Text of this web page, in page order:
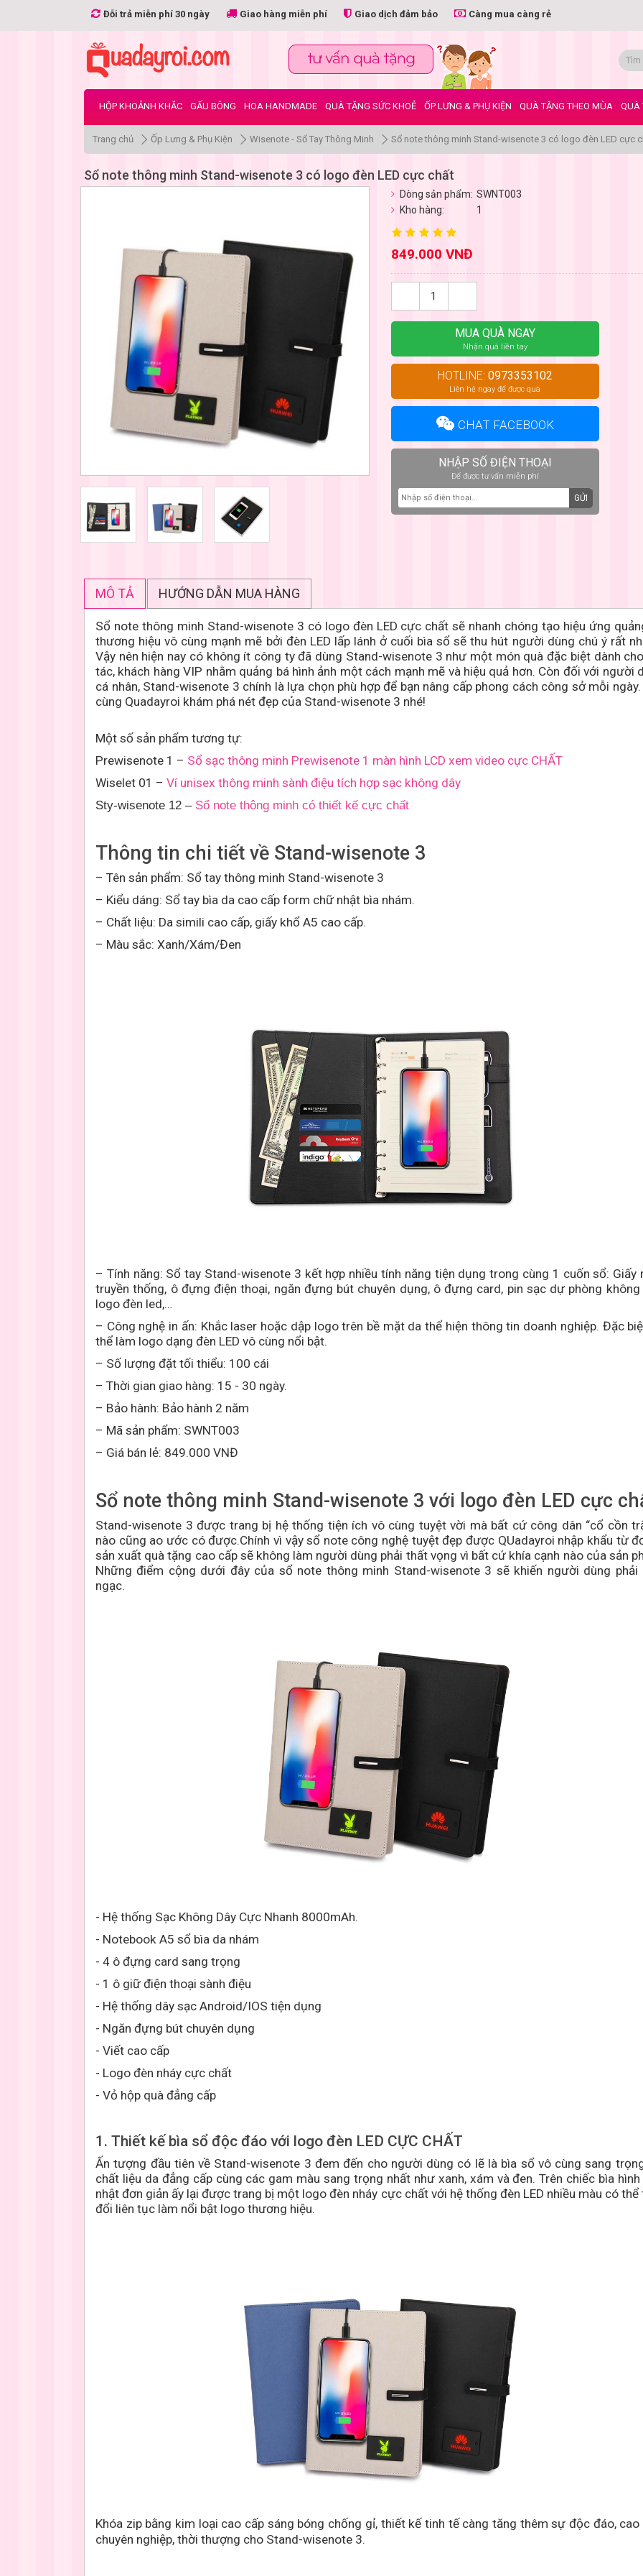
Đỗi trả miễn phí 30 ngày Giao hàng miễn phí Giao dịch đảm bảo Càng mua càng rẻ
HỘP KHOẢNH KHẮC GẤU BÔNG HOA HANDMADE QUÀ TẶNG SỨC KHOẺ ỐP LƯNG & PHỤ KIỆN QUÀ TẶNG THEO MÙA QUÀ
Trang chủ Ốp Lưng & Phụ Kiện Wisenote - Sổ Tay Thông Minh Sổ note thông minh Stand-wisenote 3 có logo đèn LED cực
Sổ note thông minh Stand-wisenote 3 có logo đèn LED cực chất
Dòng sản phẩm: SWNT003
Kho hàng:
1
849.000 VNĐ
MUA QUÀ NGAY
Nhận quà liền tay
HOTLINE: 0973353102
Liên hệ ngay để được quà
CHAT FACEBOOK
NHẬP SỐ ĐIỆN THOẠI
Để được tư vấn miễn phí
GỬI
MÔ TẢ HƯỚNG DẪN MUA HÀNG
Sổ note thông minh Stand-wisenote 3 có logo đèn LED cực chất sẽ nhanh chóng tạo hiệu ứng
thương hiệu vô cùng mạnh mẽ bởi đèn LED lấp lánh ở cuối bìa sổ sẽ thu hút người dùng chú ý rất
Vậy nên hiện nay có không ít công ty đã dùng Stand-wisenote 3 như một món quà đặc biệt dành
tác, khách hàng VIP nhằm quảng bá hình ảnh một cách mạnh mẽ và hiệu quả hơn. Còn đối với người
cá nhân, Stand-wisenote 3 chính là lựa chọn phù hợp để bạn nâng cấp phong cách công sở mỗi ngày.
cùng Quadayroi khám phá nét đẹp của Stand-wisenote 3 nhé!
Một số sản phẩm tương tự:
Prewisenote 1 – Sổ sạc thông minh Prewisenote 1 màn hình LCD xem video cực CHẤT
Wiselet 01 – Ví unisex thông minh sành điệu tích hợp sạc không dây
Sty-wisenote 12 – Sổ note thông minh có thiết kế cực chất
Thông tin chi tiết về Stand-wisenote 3
– Tên sản phẩm: Sổ tay thông minh Stand-wisenote 3
– Kiểu dáng: Sổ tay bìa da cao cấp form chữ nhật bìa nhám.
– Chất liệu: Da simili cao cấp, giấy khổ A5 cao cấp.
– Màu sắc: Xanh/Xám/Đen
– Tính năng: Sổ tay Stand-wisenote 3 kết hợp nhiều tính năng tiện dụng trong cùng 1 cuốn sổ: Giấy
truyền thống, ô đựng điện thoại, ngăn đựng bút chuyên dụng, ô đựng card, pin sạc dự phòng không
logo đèn led,…
– Công nghệ in ấn: Khắc laser hoặc dập logo trên bề mặt dathể hiện thông tin doanh nghiệp. Đặc
thể làm logo dạng đèn LED vô cùng nổi bật.
– Số lượng đặt tối thiểu: 100 cái
– Thời gian giao hàng: 15 - 30 ngày.
– Bảo hành: Bảo hành 2 năm
– Mã sản phẩm: SWNT003
– Giá bán lẻ: 849.000 VNĐ
Sổ note thông minh Stand-wisenote 3 với logo đèn LED cực
Stand-wisenote 3 được trang bị hệ thống tiện ích vô cùng tuyệt vời mà bất cứ công dân “cổ cồn
nào cũng ao ước có được.Chính vì vậy sổ note công nghệ tuyệt đẹp được QUadayroi nhập khẩu từ
sản xuất quà tặng cao cấp sẽ không làm người dùng phải thất vọng vì bất cứ khía cạnh nào của sản
Những điểm cộng dưới đây của sổ note thông minh Stand-wisenote 3 sẽ khiến người dùng phải
ngạc.
- Hệ thống Sạc Không Dây Cực Nhanh 8000mAh.
- Notebook A5 sổ bìa da nhám
- 4 ô đựng card sang trọng
- 1 ô giữ điện thoại sành điệu
- Hệ thống dây sạc Android/IOS tiện dụng
- Ngăn đựng bút chuyên dụng
- Viết cao cấp
- Logo đèn nháy cực chất
- Vỏ hộp quà đẳng cấp
1. Thiết kế bìa sổ độc đáo với logo đèn LED CỰC CHẤT
Ấn tượng đầu tiên về Stand-wisenote 3 đem đến cho người dùng có lẽ là bìa sổ vô cùng sang
chất liệu da đẳng cấp cùng các gam màu sang trọng nhất như xanh, xám và đen. Trên chiếc bìa
nhật đơn giản ấy lại được trang bị một logo đèn nháy cực chất với hệ thống đèn LED nhiều màu có thể
đổi liên tục làm nổi bật logo thương hiệu.
Khóa zip bằng kim loại cao cấp sáng bóng chống gỉ, thiết kế tinh tế càng tăng thêm sự độc đáo, cao
chuyên nghiệp, thời thượng cho Stand-wisenote 3.